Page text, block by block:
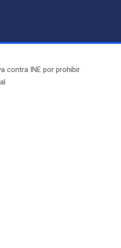
contra INE por prohibir